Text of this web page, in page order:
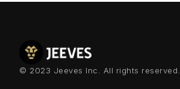
© 2023 Jeeves Inc. All rights reserved.